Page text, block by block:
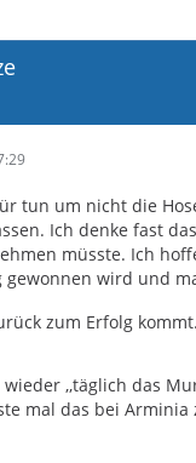
tun um nicht die
Ich denke fast
müsste. Ich
gewonnen wird und
zum Erfolg kommt.
,,täglich das
mal das bei